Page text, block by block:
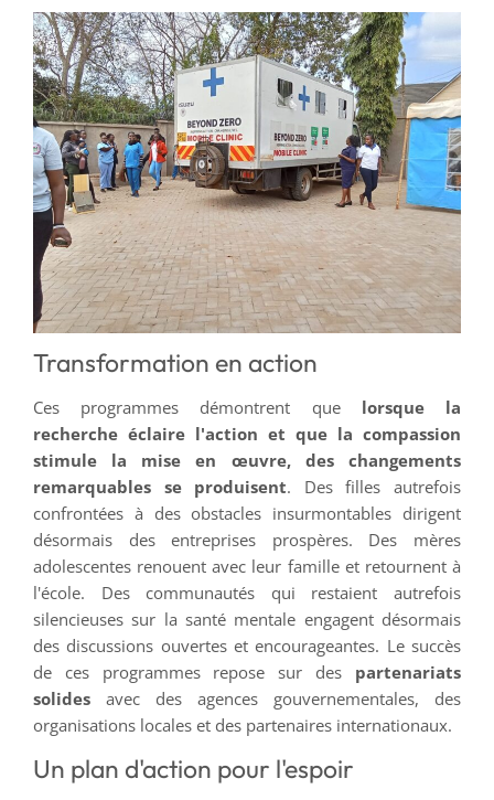
Transformation en action
Ces programmes démontrent que lorsque la
recherche éclaire l'action et que la compassion
stimule la mise en œuvre, des changements
remarquables se produisent. Des filles autrefois
confrontées à des obstacles insurmontables dirigent
désormais des entreprises prospères. Des mères
adolescentes renouent avec leur famille et retournent à
l'école. Des communautés qui restaient autrefois
silencieuses sur la santé mentale engagent désormais
des discussions ouvertes et encourageantes. Le succès
de ces programmes repose sur des partenariats
solides avec des agences gouvernementales, des
organisations locales et des partenaires internationaux.
Un plan d'action pour l'espoir